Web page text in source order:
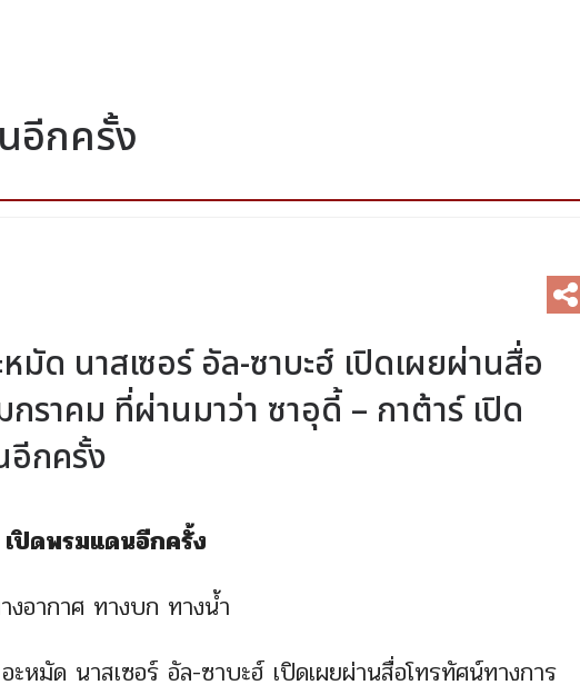
อีกครั้ง
มัด นาสเซอร์ อัล-ซาบะฮ์ เปิดเผยผ่านสื่อ
ราคม ที่ผ่านมาว่า ซาอุดี้ – กาต้าร์ เปิด
อีกครั้ง
ปิดพรมแดนอีกครั้ง
งอากาศ ทางบก ทางน้ำ
ะหมัด นาสเซอร์ อัล-ซาบะฮ์ เปิดเผยผ่านสื่อโทรทัศน์ทางการ